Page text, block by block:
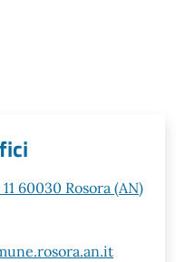
60030 Rosora (AN)